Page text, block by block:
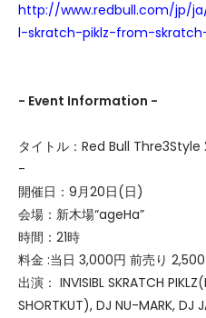
http://www.redbull.com/jp/ja/
l-skratch-piklz-from-
- Event Information -
タイトル：Red Bull
-
開催日：9月20日(日)
会場：新木場“ageHa”
時間：21時
料金 :当日 3,000円 前売り
出演： INVISIBL SKRATCH
SHORTKUT), DJ NU-MARK, DJ